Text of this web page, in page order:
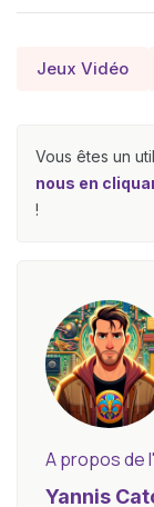
Jeux Vidéo
Vous êtes un
nous en
!
A propos de
Yannis